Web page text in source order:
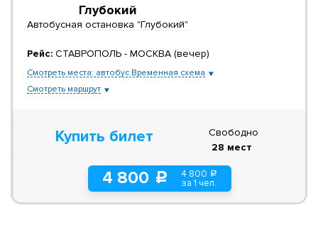
Глубокий
Автобусная остановка "Глубокий"
Рейс: СТАВРОПОЛЬ - МОСКВА (вечер)
Смотреть места: автобус Временная схема
Смотреть маршрут
Купить билет
4 800 c 4 800 a
за 1 чел.
Свободно
28 мест